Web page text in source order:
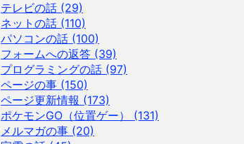
テレビの話 (29)
ネットの話 (110)
パソコンの話 (100)
フォームへの返答 (39)
プログラミングの話 (97)
ページの事 (150)
ページ更新情報 (173)
ポケモンGO（位置ゲー） (131)
メルマガの事 (20)